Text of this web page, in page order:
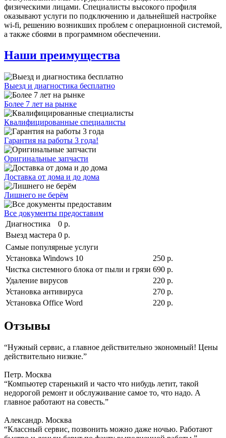
физическими лицами. Специалисты высокого профиля
оказывают услуги по подключению и дальнейшей настройке
wi-fi, решению возникших проблем с операционной системой,
а также сбоями в программном обеспечении.
Наши преимущества
Выезд и диагностика бесплатно
Более 7 лет на рынке
Квалифицированные специалисты
Гарантия на работы 3 года!
Оригинальные запчасти
Доставка от дома и до дома
Лишнего не берём
Все документы предоставим
Диагностика
0 р.
Выезд мастера 0 р.
Самые популярные услуги
Установка Windows 10
250 р.
Чистка системного блока от пыли и грязи 690 р.
Удаление вирусов
220 р.
Установка антивируса
270 р.
Установка Office Word
220 р.
Отзывы
“Нужный сервис, а главное действительно экономный! Цены
действительно низкие.”
Петр. Москва
“Компьютер старенький и часто что нибудь летит, такой
недорогой ремонт и обслуживание самое то, что надо. А
главное работают на совесть.”
Александр. Москва
“Классный сервис, позвонить можно даже ночью. Работают